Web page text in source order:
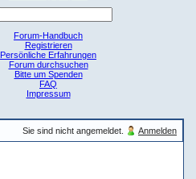
Forum-Handbuch
Registrieren
Persönliche Erfahrungen
Forum durchsuchen
Bitte um Spenden
FAQ
Impressum
Sie sind nicht angemeldet. Anmelden